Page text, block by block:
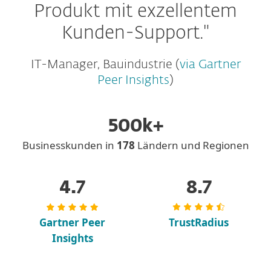
Produkt mit exzellentem
Kunden-Support."
IT-Manager, Bauindustrie (via Gartner
Peer Insights )
500k+
Businesskunden in 178 Ländern und Regionen
4.7
Gartner Peer
Insights
8.7
TrustRadius